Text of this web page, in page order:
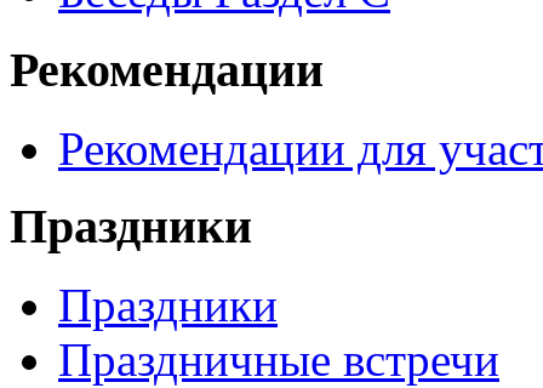
Рекомендации
Рекомендации для
Праздники
Праздники
Праздничные встречи